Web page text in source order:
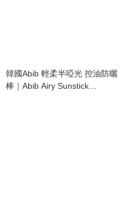
韓國Abib 輕柔半啞光 控油防曬
棒｜Abib Airy Sunstick